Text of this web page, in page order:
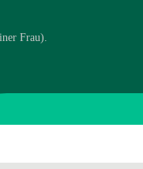
Frau).